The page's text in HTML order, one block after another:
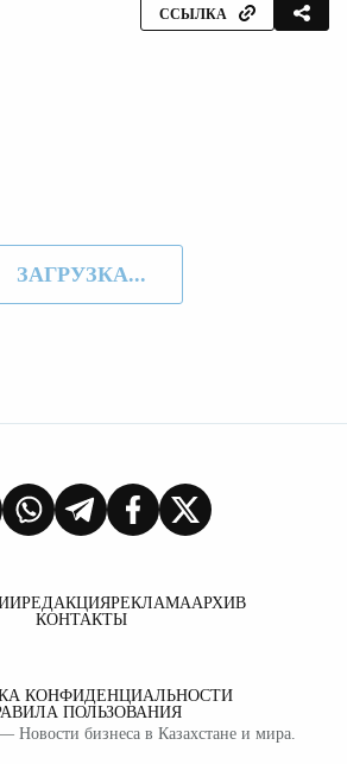
ССЫЛКА
ЗАГРУЗКА...
РЕДАКЦИЯРЕКЛАМААРХИВ
КОНТАКТЫ
КОНФИДЕНЦИАЛЬНОСТИ
ПОЛЬЗОВАНИЯ
Новости бизнеса в Казахстане и мира.